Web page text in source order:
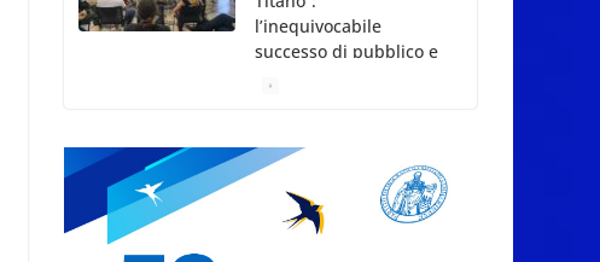
l’inequivocabile
successo di pubblico e
Meno asfalto, più
alberi: San Marino
punta sulla